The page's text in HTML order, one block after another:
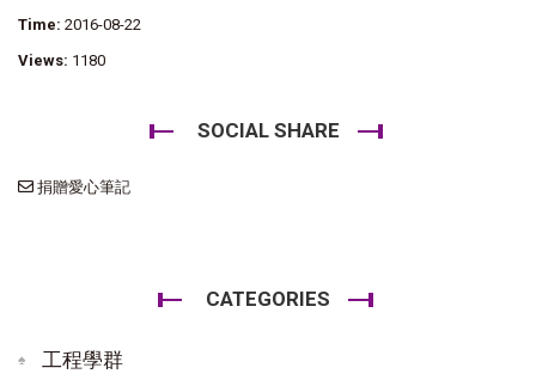
Time: 2016-08-22
Views: 1180
SOCIAL SHARE
捐贈愛心筆記
CATEGORIES
工程學群